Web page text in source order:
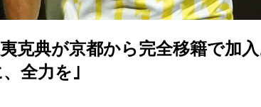
夷克典が京都から完全移籍で加
全力を｣